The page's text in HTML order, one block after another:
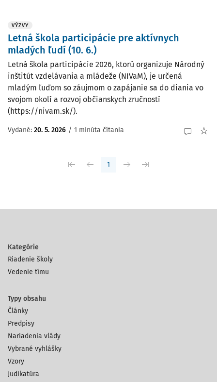
VÝZVY
Letná škola participácie pre aktívnych
mladých ľudí (10. 6.)
Letná škola participácie 2026, ktorú organizuje Národný
inštitút vzdelávania a mládeže (NIVaM), je určená
mladým ľuďom so záujmom o zapájanie sa do diania vo
svojom okolí a rozvoj občianskych zručností
(https://nivam.sk/).
Vydané: 20. 5. 2026 / 1 minúta čítania
1
Kategórie
Riadenie školy
Vedenie tímu
Typy obsahu
Články
Predpisy
Nariadenia vlády
Vybrané vyhlášky
Vzory
Judikatúra